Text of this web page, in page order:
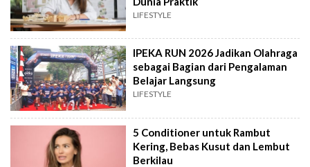
LIFESTYLE
IPEKA RUN 2026 Jadikan Olahraga
sebagai Bagian dari Pengalaman
Belajar Langsung
LIFESTYLE
5 Conditioner untuk Rambut
Kering, Bebas Kusut dan Lembut
Berkilau